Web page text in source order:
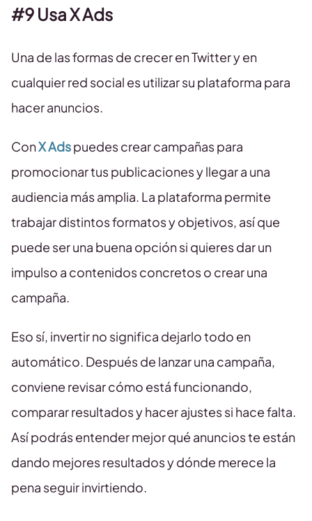
#9 Usa X Ads
Una de las formas de crecer en Twitter y en
cualquier red social es utilizar su plataforma para
hacer anuncios.
ConX Adspuedes crear campañas para
promocionar tus publicaciones y llegar a una
audiencia más amplia. La plataforma permite
trabajar distintos formatos y objetivos, así que
puede ser una buena opción si quieres dar un
impulso a contenidos concretos o crear una
campaña.
Eso sí, invertir no significa dejarlo todo en
automático. Después de lanzar una campaña,
conviene revisar cómo está funcionando,
comparar resultados y hacer ajustes si hace falta.
Así podrás entender mejor qué anuncios te están
dando mejores resultados y dónde merece la
pena seguir invirtiendo.